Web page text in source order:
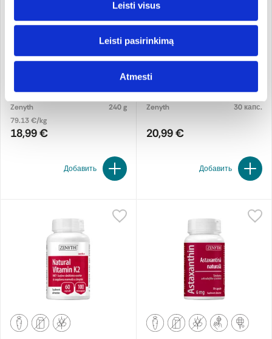
Leisti visus
Leisti pasirinkimą
Atmesti
добавка
Zenyth
240 g
79.13 €/kg
18,99 €
Добавить
Shilajit (Mumio) Fulvic
Complex. Пищевая
добавка
Zenyth 30 капс.
20,99 €
Добавить